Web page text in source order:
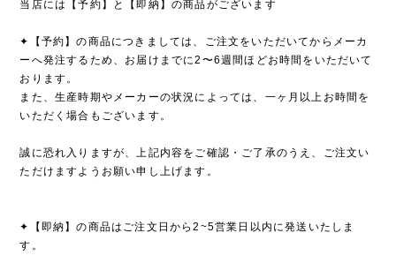
当店には【予約】と【即納】の商品がございます
✦【予約】の商品につきましては、ご注文をいただいてからメーカ
ーへ発注するため、お届けまでに2〜6週間ほどお時間をいただいて
おります。
また、生産時期やメーカーの状況によっては、一ヶ月以上お時間を
いただく場合もございます。
誠に恐れ入りますが、上記内容をご確認・ご了承のうえ、ご注文い
ただけますようお願い申し上げます。
✦【即納】の商品はご注文日から2~5営業日以内に発送いたしま
す。